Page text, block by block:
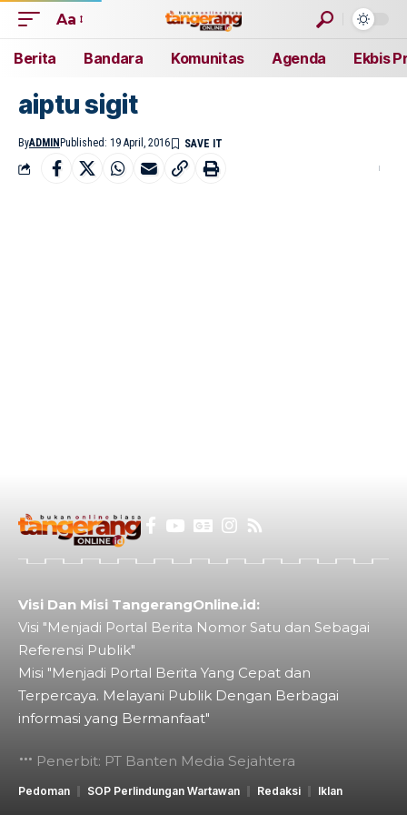
Aa
Berita Bandara Komunitas Agenda Ekbis
aiptu sigit
ByADMIN Published: 19 April, 2016
Visi Dan Misi TangerangOnline.id:
Visi "Menjadi Portal Berita Nomor Satu dan Sebagai
Referensi Publik"
Misi "Menjadi Portal Berita Yang Cepat dan
Terpercaya. Melayani Publik Dengan Berbagai
informasi yang Bermanfaat"
Penerbit: PT Banten Media Sejahtera
Pedoman SOP Perlindungan Wartawan Redaksi Iklan